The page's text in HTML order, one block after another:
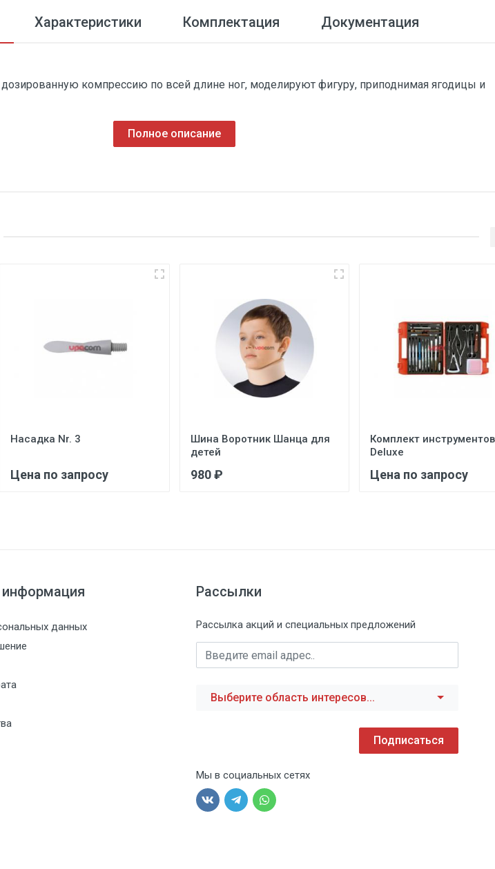
Характеристики Комплектация Документация
компрессию по всей длине ног, моделируют фигуру, приподнимая ягодицы и
Полное описание
Насадка Nr. 3
Цена по запросу
Шина Воротник Шанца для
детей
980 ₽
Комплект инструментов
Deluxe
Цена по запросу
данных
Рассылки
Рассылка акций и специальных предложений
Выберите область интересов...
Подписаться
Мы в социальных сетях